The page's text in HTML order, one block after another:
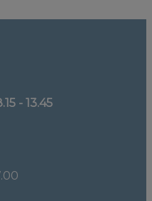
- 13.45